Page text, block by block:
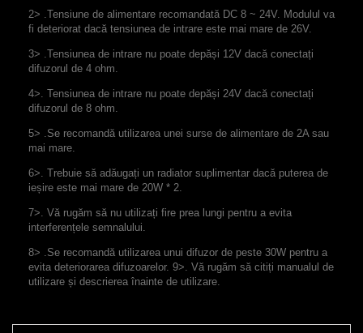
2> .Tensiune de alimentare recomandată DC 8 ~ 24V. Modulul va
fi deteriorat dacă tensiunea de intrare este mai mare de 26V.
3> .Tensiunea de intrare nu poate depăși 12V dacă conectați
difuzorul de 4 ohm.
4>. Tensiunea de intrare nu poate depăși 24V dacă conectați
difuzorul de 8 ohm.
5> .Se recomandă utilizarea unei surse de alimentare de 2A sau
mai mare.
6>. Trebuie să adăugați un radiator suplimentar dacă puterea de
ieșire este mai mare de 20W * 2.
7>. Vă rugăm să nu utilizați fire prea lungi pentru a evita
interferențele semnalului.
8> .Se recomandă utilizarea unui difuzor de peste 30W pentru a
evita deteriorarea difuzoarelor. 9>. Vă rugăm să citiți manualul de
utilizare și descrierea înainte de utilizare.